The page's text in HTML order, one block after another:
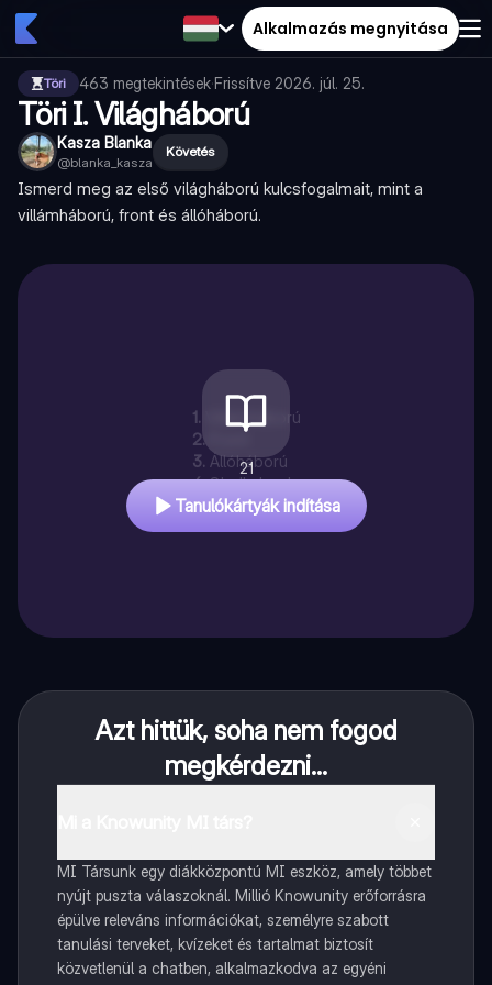
Alkalmazás megnyitása
Töri 463 megtekintések·Frissítve 2026. júl. 25.
Töri I. Világháború
Kasza Blanka
@blanka_kasza
Követés
Ismerd meg az első világháború kulcsfogalmait, mint a
villámháború, front és állóháború.
1.
Villámháború
2.
Front
3. Állóháború
4. Shell shoek
21
Tanulókártyák indítása
Azt hittük, soha nem fogod
megkérdezni...
MI Társunk egy diákközpontú MI eszköz, amely többet
nyújt puszta válaszoknál. Millió Knowunity erőforrásra
épülve releváns információkat, személyre szabott
tanulási terveket, kvízeket és tartalmat biztosít
közvetlenül a chatben, alkalmazkodva az egyéni